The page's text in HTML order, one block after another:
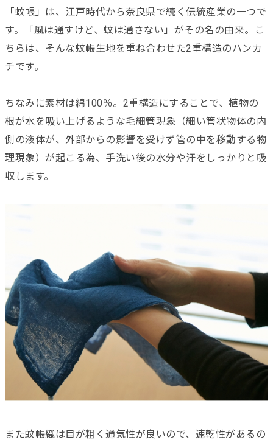
「蚊帳」は、江戸時代から奈良県で続く伝統産業の一つで
す。「風は通すけど、蚊は通さない」がその名の由来。こ
ちらは、そんな蚊帳生地を重ね合わせた2重構造のハンカ
チです。
ちなみに素材は綿100％。2重構造にすることで、植物の
根が水を吸い上げるような毛細管現象（細い管状物体の内
側の液体が、外部からの影響を受けず管の中を移動する物
理現象）が起こる為、手洗い後の水分や汗をしっかりと吸
収します。
また蚊帳織は目が粗く通気性が良いので、速乾性があるの